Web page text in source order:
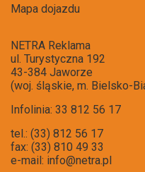
Mapa dojazdu
NETRA Reklama
ul. Turystyczna 192
43-384 Jaworze
(woj. śląskie, m. Bielsko-
Infolinia: 33 812 56 17
tel.: (33) 812 56 17
fax: (33) 810 49 33
e-mail: info@netra.pl